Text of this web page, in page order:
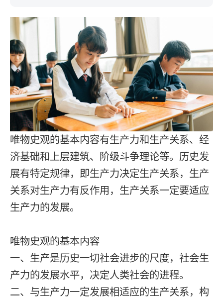
唯物史观的基本内容有生产力和生产关系、经
济基础和上层建筑、阶级斗争理论等。历史发
展有特定规律，即生产力决定生产关系，生产
关系对生产力有反作用，生产关系一定要适应
生产力的发展。
唯物史观的基本内容
一、生产是历史一切社会进步的尺度，社会生
产力的发展水平，决定人类社会的进程。
二、与生产力一定发展相适应的生产关系，构